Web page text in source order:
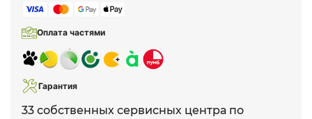
Оплата частями
Гарантия
33 собственных сервисных центра по